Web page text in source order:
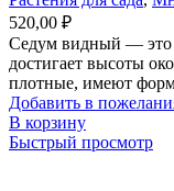
520,00 ₽
Седум видный — это
достигает высоты
плотные, имеют
Добавить в
В корзину
Быстрый просмотр